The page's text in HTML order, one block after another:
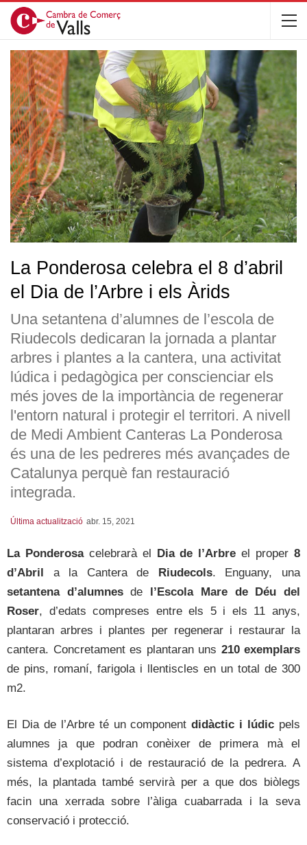
La Ponderosa celebra el 8 d’abril
el Dia de l’Arbre i els Àrids
Una setantena d’alumnes de l’escola de
Riudecols dedicaran la jornada a plantar
arbres i plantes a la cantera, una activitat
lúdica i pedagògica per conscienciar els
més joves de la importància de regenerar
l'entorn natural i protegir el territori. A nivell
de Medi Ambient Canteras La Ponderosa
és una de les pedreres més avançades de
Catalunya perquè fan restauració
integrada.
Última actualització abr. 15, 2021
La Ponderosacelebrarà el Dia de l’Arbre el proper8
d’Abril a la Cantera de Riudecols. Enguany, una
setantena d’alumnesde l’Escola Mare de Déu del
Roser, d’edats compreses entre els 5 i els 11 anys,
plantaran arbres i plantes per regenerar i restaurar la
cantera. Concretament es plantaran uns 210 exemplars
de pins, romaní, farigola i llentiscles en un total de 300
m2.
El Dia de l’Arbre té un componentdidàctic i lúdic pels
alumnes ja que podran conèixer de primera mà el
sistema d’explotació i de restauració de la pedrera. A
més, la plantada també servirà per a que dos biòlegs
facin una xerrada sobre l’àliga cuabarrada i la seva
conservació i protecció.